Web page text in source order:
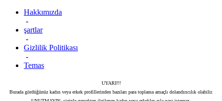
Hakkımızda
-
şartlar
-
Gizlilik Politikası
-
Temas
UYARI!!!
Burada gördüğünüz kadın veya erkek profillerinden bazıları para toplama amaçlı dolandırıcılık olabilir.